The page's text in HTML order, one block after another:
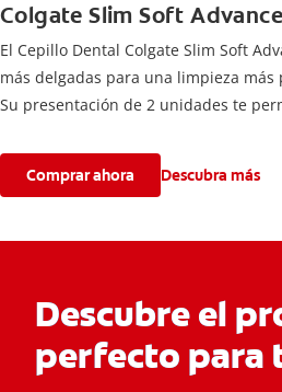
Colgate Slim Soft
El Cepillo Dental Colgate Slim Soft
más delgadas para una limpieza
Su presentación de 2 unidades te
Comprar ahora Descubra más
Descubre el
perfecto para